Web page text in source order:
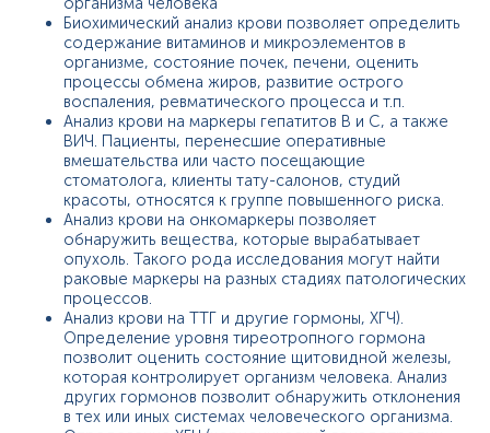
Биохимический анализ крови позволяет определить
содержание витаминов и микроэлементов в
организме, состояние почек, печени, оценить
процессы обмена жиров, развитие острого
воспаления, ревматического процесса и т.п.
Анализ крови на маркеры гепатитов В и С, а также
ВИЧ. Пациенты, перенесшие оперативные
вмешательства или часто посещающие
стоматолога, клиенты тату-салонов, студий
красоты, относятся к группе повышенного риска.
Анализ крови на онкомаркеры позволяет
обнаружить вещества, которые вырабатывает
опухоль. Такого рода исследования могут найти
раковые маркеры на разных стадиях патологических
процессов.
Анализ крови на ТТГ и другие гормоны, ХГЧ).
Определение уровня тиреотропного гормона
позволит оценить состояние щитовидной железы,
которая контролирует организм человека. Анализ
других гормонов позволит обнаружить отклонения
в тех или иных системах человеческого организма.